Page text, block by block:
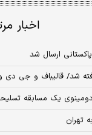
اخبار
شد/ قالیباف و جی
یک مسابقه
تهران